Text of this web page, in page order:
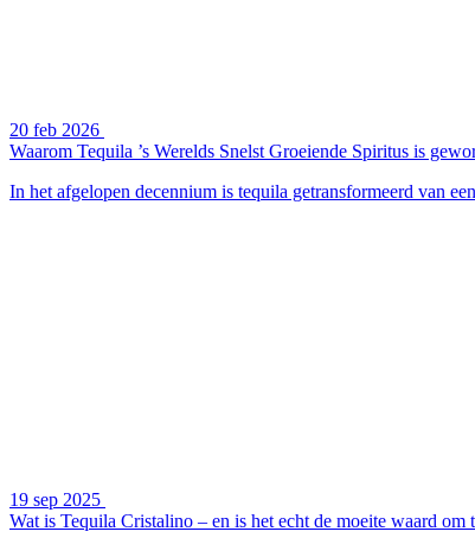
20 feb 2026
Waarom Tequila ’s Werelds Snelst Groeiende Spiritus is
In het afgelopen decennium is tequila getransformeerd van
19 sep 2025
Wat is Tequila Cristalino – en is het echt de moeite waard om